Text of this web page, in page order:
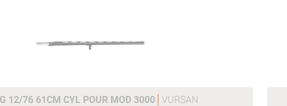
12/76 61CM CYL POUR MOD 3000 VURSAN